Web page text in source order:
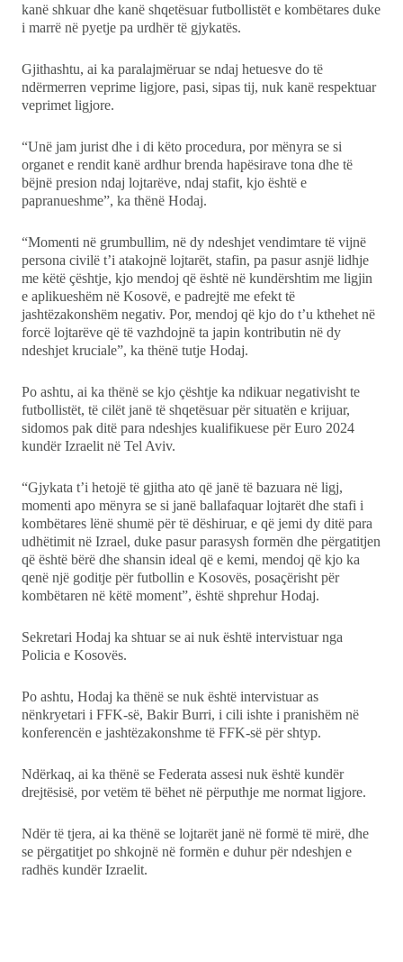
kanë shkuar dhe kanë shqetësuar futbollistët e kombëtares duke
i marrë në pyetje pa urdhër të gjykatës.
Gjithashtu, ai ka paralajmëruar se ndaj hetuesve do të
ndërmerren veprime ligjore, pasi, sipas tij, nuk kanë respektuar
veprimet ligjore.
“Unë jam jurist dhe i di këto procedura, por mënyra se si
organet e rendit kanë ardhur brenda hapësirave tona dhe të
bëjnë presion ndaj lojtarëve, ndaj stafit, kjo është e
papranueshme”, ka thënë Hodaj.
“Momenti në grumbullim, në dy ndeshjet vendimtare të vijnë
persona civilë t’i atakojnë lojtarët, stafin, pa pasur asnjë lidhje
me këtë çështje, kjo mendoj që është në kundërshtim me ligjin
e aplikueshëm në Kosovë, e padrejtë me efekt të
jashtëzakonshëm negativ. Por, mendoj që kjo do t’u kthehet në
forcë lojtarëve që të vazhdojnë ta japin kontributin në dy
ndeshjet kruciale”, ka thënë tutje Hodaj.
Po ashtu, ai ka thënë se kjo çështje ka ndikuar negativisht te
futbollistët, të cilët janë të shqetësuar për situatën e krijuar,
sidomos pak ditë para ndeshjes kualifikuese për Euro 2024
kundër Izraelit në Tel Aviv.
“Gjykata t’i hetojë të gjitha ato që janë të bazuara në ligj,
momenti apo mënyra se si janë ballafaquar lojtarët dhe stafi i
kombëtares lënë shumë për të dëshiruar, e që jemi dy ditë para
udhëtimit në Izrael, duke pasur parasysh formën dhe përgatitjen
që është bërë dhe shansin ideal që e kemi, mendoj që kjo ka
qenë një goditje për futbollin e Kosovës, posaçërisht për
kombëtaren në këtë moment”, është shprehur Hodaj.
Sekretari Hodaj ka shtuar se ai nuk është intervistuar nga
Policia e Kosovës.
Po ashtu, Hodaj ka thënë se nuk është intervistuar as
nënkryetari i FFK-së, Bakir Burri, i cili ishte i pranishëm në
konferencën e jashtëzakonshme të FFK-së për shtyp.
Ndërkaq, ai ka thënë se Federata assesi nuk është kundër
drejtësisë, por vetëm të bëhet në përputhje me normat ligjore.
Ndër të tjera, ai ka thënë se lojtarët janë në formë të mirë, dhe
se përgatitjet po shkojnë në formën e duhur për ndeshjen e
radhës kundër Izraelit.